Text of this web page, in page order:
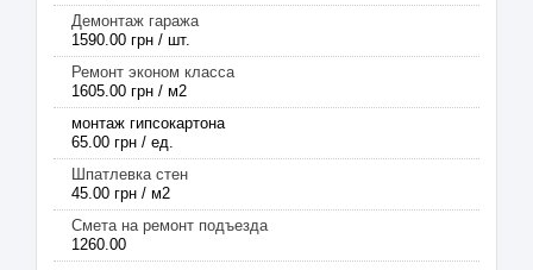
Демонтаж гаража
1590.00 грн / шт.
Ремонт эконом класса
1605.00 грн / м2
монтаж гипсокартона
65.00 грн / ед.
Шпатлевка стен
45.00 грн / м2
Смета на ремонт подъезда
1260.00